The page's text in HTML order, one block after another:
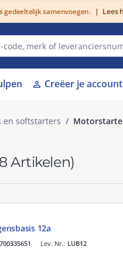
samenvoegen. | Lees
person Creëer je account
en softstarters
Artikelen)
12a
Lev. Nr.: LUB12